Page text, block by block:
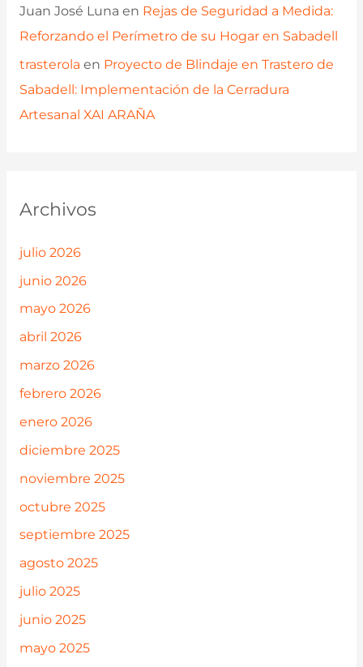
Juan José Luna en Rejas de Seguridad a Medida:
Reforzando el Perímetro de su Hogar en Sabadell
trasterola en Proyecto de Blindaje en Trastero de
Sabadell: Implementación de la Cerradura
Artesanal XAI ARAÑA
Archivos
julio 2026
junio 2026
mayo 2026
abril 2026
marzo 2026
febrero 2026
enero 2026
diciembre 2025
noviembre 2025
octubre 2025
septiembre 2025
agosto 2025
julio 2025
junio 2025
mayo 2025